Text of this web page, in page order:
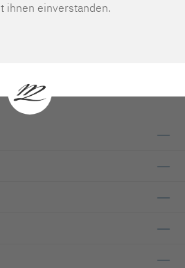
ihnen einverstanden.